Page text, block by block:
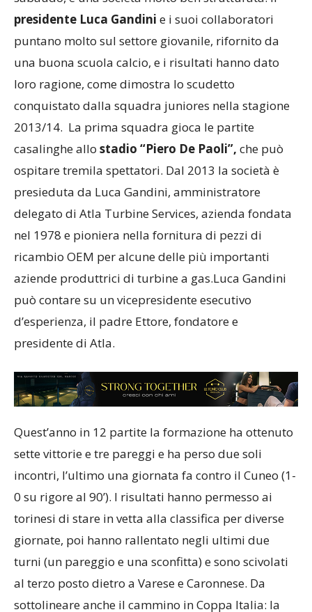
sabaudo, è una società molto ben strutturata. Il
presidente Luca Gandini
puntano molto sul settore giovanile, rifornito da
loro ragione, come dimostra lo scudetto
conquistato dalla squadra juniores nella stagione
2013/14. La prima squadra gioca le partite
casalinghe allo
che può
ospitare tremila spettatori. Dal 2013 la società è
presieduta da Luca Gandini, amministratore
delegato di Atla Turbine Services, azienda fondata
nel 1978 e pioniera nella fornitura di pezzi di
ricambio OEM per alcune delle più importanti
aziende produttrici di turbine a gas.Luca Gandini
può contare su un vicepresidente esecutivo
d’esperienza, il padre Ettore, fondatore e
presidente di Atla.
Quest’anno in 12 partite la formazione ha ottenuto
sette vittorie e tre pareggi e ha perso due soli
incontri, l’ultimo una giornata fa contro il Cuneo (1-
0 su rigore al 90’). I risultati hanno permesso ai
torinesi di stare in vetta alla classifica per diverse
giornate, poi hanno rallentato negli ultimi due
turni (un pareggio e una sconfitta) e sono scivolati